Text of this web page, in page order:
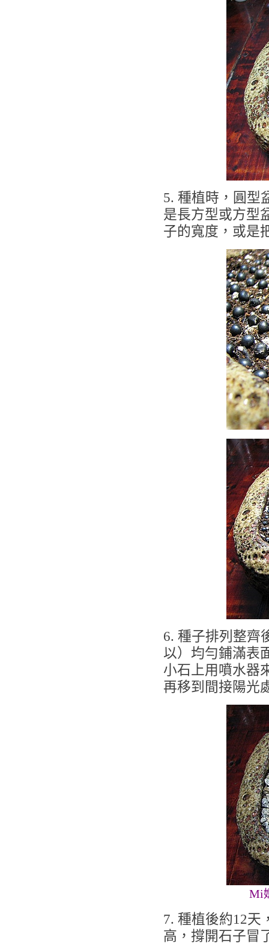
5. 種植時，圓型
是長方型或方型
子的寬度，或是
6. 種子排列整齊
以）均勻鋪滿表
小石上用噴水器
再移到間接陽光
Mi
7. 種植後約12天
高，撐開石子冒